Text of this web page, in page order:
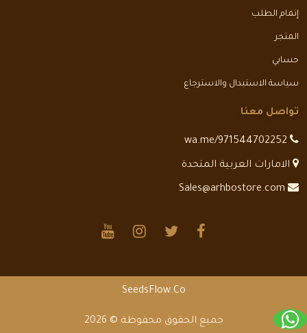
إتمام الطلب
المتجر
حسابي
سياسة الاستبدال والاسترجاع
تواصل معنا
الامارات العربية المتحدة
SeedsFlow.Co
جميع الحقوق محفوظة © 2026